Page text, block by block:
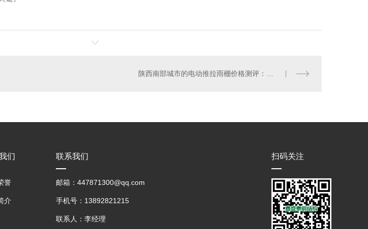
陕西南部城市的电动推拉雨棚价格测评：哪里.具性价比？
们
誉
介
联系我们
邮箱：447871300@qq.com
手机号：13892821215
联系人：李经理
扫码关注